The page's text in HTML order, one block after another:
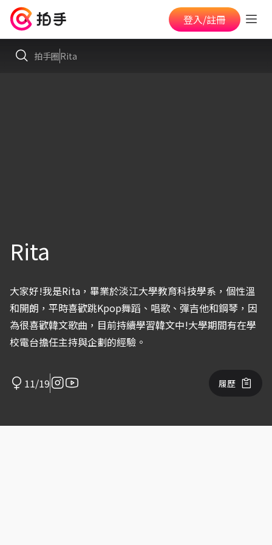
登入/註冊
拍手圈Rita
Rita
大家好!我是Rita，畢業於淡江大學教育科技學系，個性溫
和開朗，平時喜歡跳Kpop舞蹈、唱歌、彈吉他和鋼琴，因
為很喜歡韓文歌曲，目前持續學習韓文中!大學期間有在學
校電台擔任主持與企劃的經驗。
11/19 履歷